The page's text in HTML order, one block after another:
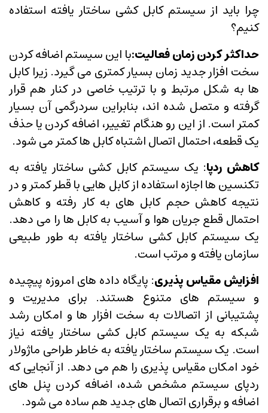
چرا باید از سیستم کابل کشی ساختار یافته استفاده
کنیم؟
حداکثر کردن زمان فعالیت:با این سیستم اضافه کردن
سخت افزار جدید زمان بسیار کمتری می گیرد. زیرا کابل
ها به شکل مرتبط و با ترتیب خاصی در کنار هم قرار
گرفته و متصل شده اند، بنابراین سردرگمی آن بسیار
کمتر است. از این رو هنگام تغییر، اضافه کردن یا حذف
یک قطعه، احتمال اتصال اشتباه کابل ها کمتر می شود.
کاهش ردپا: یک سیستم کابل کشی ساختار یافته به
تکنسین ها اجازه استفاده از کابل هایی با قطر کمتر و در
نتیجه کاهش حجم کابل های به کار رفته و کاهش
احتمال قطع جریان هوا و آسیب به کابل ها را می دهد.
یک سیستم کابل کشی ساختار یافته به طور طبیعی
سازمان یافته و مرتب است.
افزایش مقیاس پذیری: پایگاه داده های امروزه پیچیده
و سیستم های متنوع هستند. برای مدیریت و
پشتیبانی از اتصالات به سخت افزار ها و امکان رشد
شبکه به یک سیستم کابل کشی ساختار یافته نیاز
است. یک سیستم ساختار یافته به خاطر طراحی ماژولار
خود امکان مقیاس پذیری را هم می دهد. از آنجایی که
ردپای سیستم مشخص شده، اضافه کردن پنل های
اضافه و برقراری اتصال های جدید هم ساده می شود.